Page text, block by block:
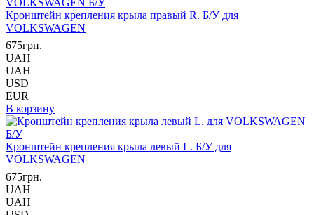
Кронштейн крепления крыла правый R. Б/У для
VOLKSWAGEN
675грн.
UAH
UAH
USD
EUR
В корзину
Кронштейн крепления крыла левый L. Б/У для
VOLKSWAGEN
675грн.
UAH
UAH